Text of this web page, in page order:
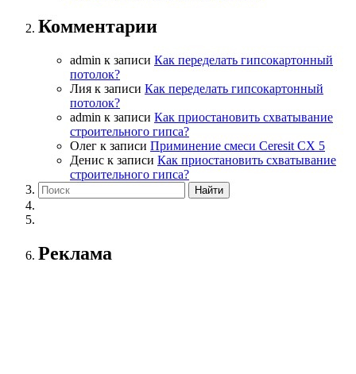
Комментарии
admin к записи Как переделать гипсокартонный
потолок?
Лия к записи Как переделать гипсокартонный
потолок?
admin к записи Как приостановить схватывание
строительного гипса?
Олег к записи Приминение смеси Ceresit СХ 5
Денис к записи Как приостановить схватывание
строительного гипса?
Реклама